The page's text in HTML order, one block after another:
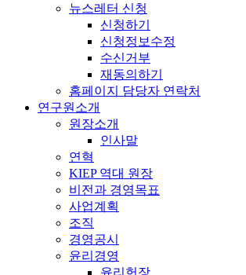
뉴스레터 신청
신청하기
신청정보수정
수신거부
재동의하기
홈페이지 담당자 연락처
연구원소개
원장소개
인사말
연혁
KIEP 역대 원장
비전과 경영목표
사업계획
조직
경영공시
윤리경영
윤리헌장